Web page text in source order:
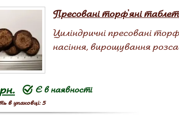
Пресовані торф'яні
Циліндричні пресовані
насіння, вирощування
Є в наявності
в упаковці: 5